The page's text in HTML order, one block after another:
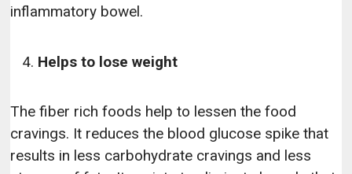
inflammatory bowel.
Helps to lose weight
The fiber rich foods help to lessen the food
cravings. It reduces the blood glucose spike that
results in less carbohydrate cravings and less